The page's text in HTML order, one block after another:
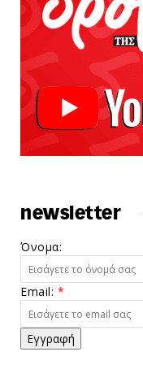
newsletter
Όνομα:
Email: *
Εγγραφή